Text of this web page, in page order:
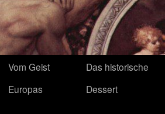
Vom Geist
Europas
Das historische
Dessert